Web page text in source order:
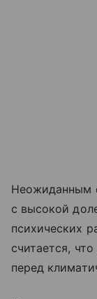
Неожиданным
с высокой
психических
считается,
перед